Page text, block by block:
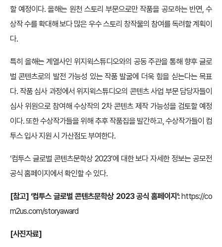
할 예정이다. 올해는 원천 스토리 부문으로만 작품을 공모하는 반면, 수
상작 수를 확대해 보다 많은 우수 스토리 창작물의 참여를 독려할 계획이
다.
특히 올해는 계열사인 위지윅스튜디오와의 공동 주관을 통해 향후 글로
벌 콘텐츠로의 발전 가능성 있는 작품 발굴에 더욱 힘을 싣는다는 목표
다. 작품 심사 과정에서 위지윅스튜디오의 콘텐츠 사업 부문 담당자들이
심사 위원으로 참여해 수상작의 2차 콘텐츠 제작 가능성을 검토할 예정
이다. 또한 수상작가들을 위해 추후 작품집을 발간하고, 수상작가들이 컴
투스 입사 지원 시 가산점도 부여한다.
‘컴투스 글로벌 콘텐츠문학상 2023’에 대한 보다 자세한 정보는 공모전
공식 홈페이지에서 확인할 수 있다.
[참고] ‘컴투스 글로벌 콘텐츠문학상 2023 공식 홈페이지’:https://co
m2us.com/storyaward
[사진자료]